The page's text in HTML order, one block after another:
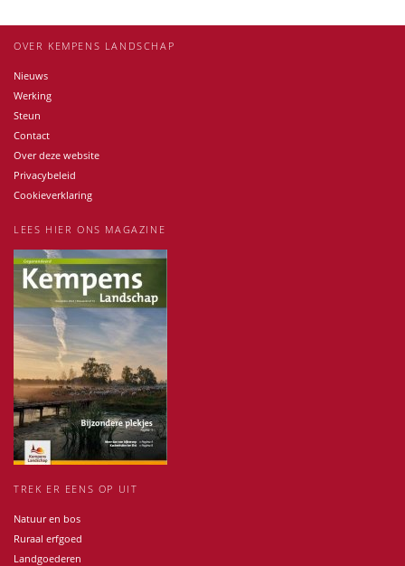
OVER KEMPENS LANDSCHAP
Nieuws
Werking
Steun
Contact
Over deze website
Privacybeleid
Cookieverklaring
LEES HIER ONS MAGAZINE
TREK ER EENS OP UIT
Natuur en bos
Ruraal erfgoed
Landgoederen